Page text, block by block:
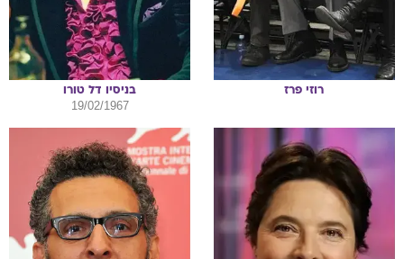
רוזי פרז בניסיו דל טורו
19/02/1967